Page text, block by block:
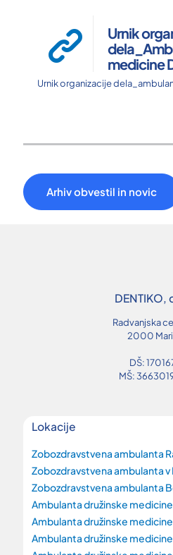
Urnik
medicine
Urnik organizacije
Arhiv obvestil in novic
DENTIKO,
Radvanjska
2000
DŠ:
MŠ:
Lokacije
Zobozdravstvena ambulanta
Zobozdravstvena ambulanta v
Zobozdravstvena ambulanta
Ambulanta družinske
Ambulanta družinske
Ambulanta družinske